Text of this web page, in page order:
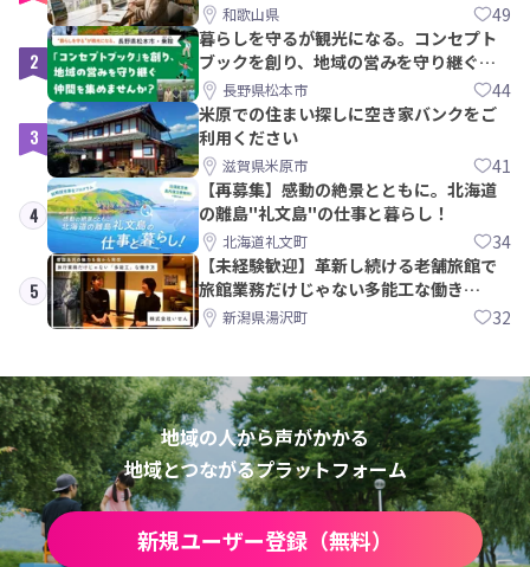
和歌山県 49
2
暮らしを守るが観光になる。コンセプト
ブックを創り、地域の営みを守り継ぐ仲
間を集めませんか？
長野県松本市 44
3
米原での住まい探しに空き家バンクをご
利用ください
滋賀県米原市 41
4
【再募集】感動の絶景とともに。北海道
の離島"礼文島"の仕事と暮らし！
北海道礼文町 34
5
【未経験歓迎】革新し続ける老舗旅館で
旅館業務だけじゃない多能工な働き
方。 株式会社いせん
新潟県湯沢町 32
地域の人から声がかかる
地域とつながるプラットフォーム
新規ユーザー登録（無料）